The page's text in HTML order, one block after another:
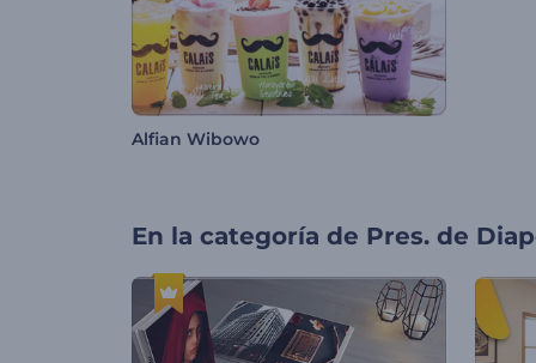
Alfian Wibowo
En la categoría de Pres. de